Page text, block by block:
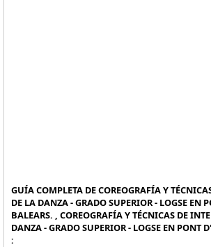
GUÍA COMPLETA DE COREOGRAFÍA Y
DE LA DANZA - GRADO SUPERIOR - LOGSE EN
BALEARS. , COREOGRAFÍA Y TÉCNICAS DE
DANZA - GRADO SUPERIOR - LOGSE EN PONT
: